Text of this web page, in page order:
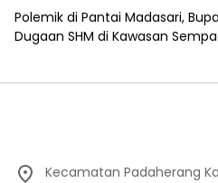
Polemik di Pantai Madasari,
Dugaan SHM di Kawasan
Kecamatan Padaherang